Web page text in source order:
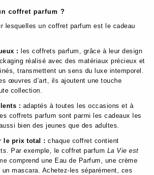
coffret parfum ?
lesquelles un coffret parfum est le cadeau
: les coffrets parfum, grâce à leur design
réalisé avec des matériaux précieux et
transmettent un sens du luxe intemporel.
œuvres d’art, ils ajoutent une touche
collection.
: adaptés à toutes les occasions et à
coffrets parfum sont parmi les cadeaux les
bien des jeunes que des adultes.
le prix total : chaque coffret contient
Par exemple, le coffret parfum La Vie est
comprend une Eau de Parfum, une crème
mascara. Achetez-les séparément, ces